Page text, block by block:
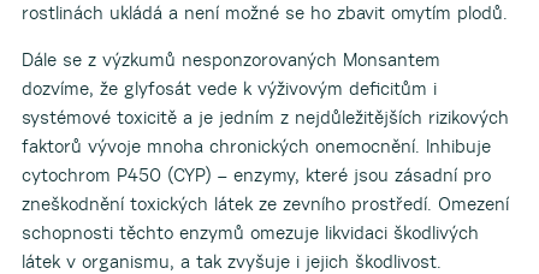
rostlinách ukládá a není možné se ho zbavit omytím plodů.
Dále se z výzkumů nesponzorovaných Monsantem
dozvíme, že glyfosát vede k výživovým deficitům i
systémové toxicitě a je jedním z nejdůležitějších rizikových
faktorů vývoje mnoha chronických onemocnění. Inhibuje
cytochrom P450 (CYP) – enzymy, které jsou zásadní pro
zneškodnění toxických látek ze zevního prostředí. Omezení
schopnosti těchto enzymů omezuje likvidaci škodlivých
látek v organismu, a tak zvyšuje i jejich škodlivost.